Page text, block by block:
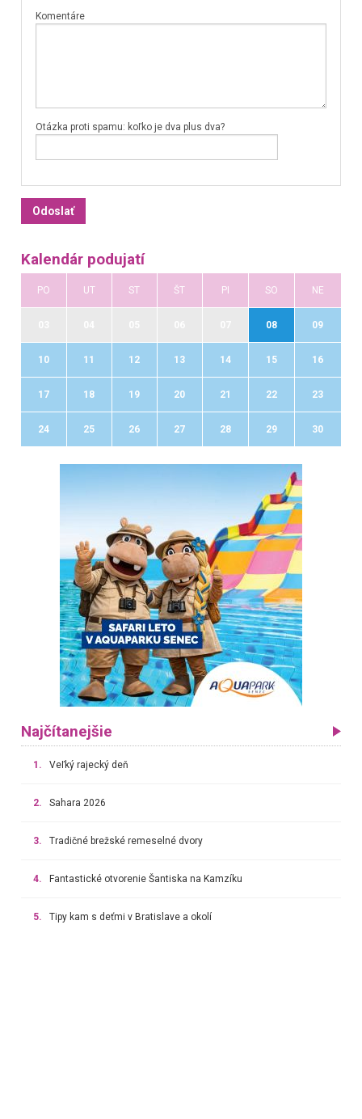
Komentáre
Otázka proti spamu: koľko je dva plus dva?
Kalendár podujatí
PO UT ST ŠT PI SO NE
08 09
10 11 12 13 14 15 16
17 18 19 20 21 22 23
24 25 26 27 28 29 30
Najčítanejšie
1. Veľký rajecký deň
2. Sahara 2026
3. Tradičné brežské remeselné dvory
4. Fantastické otvorenie Šantiska na Kamzíku
5. Tipy kam s deťmi v Bratislave a okolí